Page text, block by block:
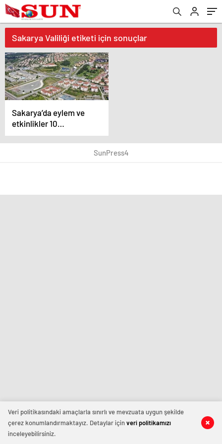
Sakarya Valiliği etiketi için sonuçlar
Sakarya’da eylem ve
etkinlikler 10
Temmuz’a kadar
yasaklandı
SunPress4
Veri politikasındaki amaçlarla sınırlı ve mevzuata uygun şekilde
çerez konumlandırmaktayız. Detaylar içinveri politikamızı
inceleyebilirsiniz.